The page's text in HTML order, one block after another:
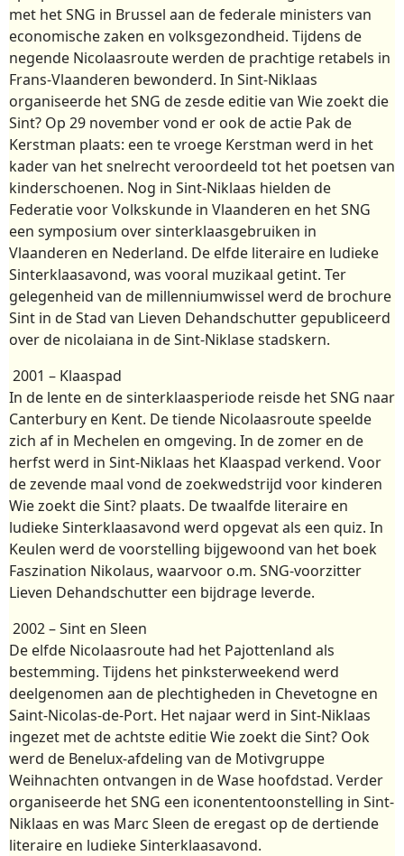
met het SNG in Brussel aan de federale ministers van
economische zaken en volksgezondheid. Tijdens de
negende Nicolaasroute werden de prachtige retabels in
Frans-Vlaanderen bewonderd. In Sint-Niklaas
organiseerde het SNG de zesde editie van Wie zoekt die
Sint? Op 29 november vond er ook de actie Pak de
Kerstman plaats: een te vroege Kerstman werd in het
kader van het snelrecht veroordeeld tot het poetsen van
kinderschoenen. Nog in Sint-Niklaas hielden de
Federatie voor Volkskunde in Vlaanderen en het SNG
een symposium over sinterklaasgebruiken in
Vlaanderen en Nederland. De elfde literaire en ludieke
Sinterklaasavond, was vooral muzikaal getint. Ter
gelegenheid van de millenniumwissel werd de brochure
Sint in de Stad van Lieven Dehandschutter gepubliceerd
over de nicolaiana in de Sint-Niklase stadskern.
2001 – Klaaspad
In de lente en de sinterklaasperiode reisde het SNG naar
Canterbury en Kent. De tiende Nicolaasroute speelde
zich af in Mechelen en omgeving. In de zomer en de
herfst werd in Sint-Niklaas het Klaaspad verkend. Voor
de zevende maal vond de zoekwedstrijd voor kinderen
Wie zoekt die Sint? plaats. De twaalfde literaire en
ludieke Sinterklaasavond werd opgevat als een quiz. In
Keulen werd de voorstelling bijgewoond van het boek
Faszination Nikolaus, waarvoor o.m. SNG-voorzitter
Lieven Dehandschutter een bijdrage leverde.
2002 – Sint en Sleen
De elfde Nicolaasroute had het Pajottenland als
bestemming. Tijdens het pinksterweekend werd
deelgenomen aan de plechtigheden in Chevetogne en
Saint-Nicolas-de-Port. Het najaar werd in Sint-Niklaas
ingezet met de achtste editie Wie zoekt die Sint? Ook
werd de Benelux-afdeling van de Motivgruppe
Weihnachten ontvangen in de Wase hoofdstad. Verder
organiseerde het SNG een iconententoonstelling in Sint-
Niklaas en was Marc Sleen de eregast op de dertiende
literaire en ludieke Sinterklaasavond.